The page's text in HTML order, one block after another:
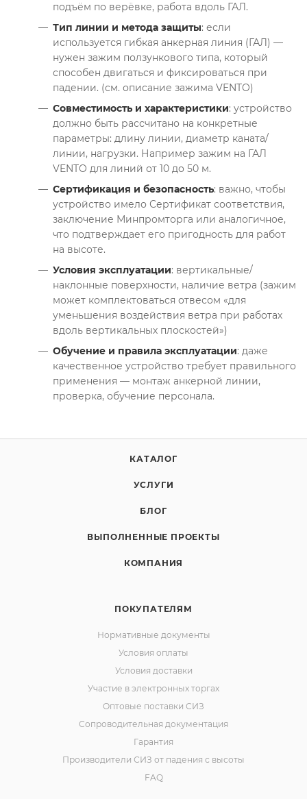
подъём по верёвке, работа вдоль ГАЛ.
Тип линии и метода защиты: если
используется гибкая анкерная линия (ГАЛ) —
нужен зажим ползункового типа, который
способен двигаться и фиксироваться при
падении. (см. описание зажима VENTO)
Совместимость и характеристики: устройство
должно быть рассчитано на конкретные
параметры: длину линии, диаметр каната/
линии, нагрузки. Например зажим на ГАЛ
VENTO для линий от 10 до 50 м.
Сертификация и безопасность: важно, чтобы
устройство имело Сертификат соответствия,
заключение Минпромторга или аналогичное,
что подтверждает его пригодность для работ
на высоте.
Условия эксплуатации: вертикальные/
наклонные поверхности, наличие ветра (зажим
может комплектоваться отвесом «для
уменьшения воздействия ветра при работах
вдоль вертикальных плоскостей»)
Обучение и правила эксплуатации: даже
качественное устройство требует правильного
применения — монтаж анкерной линии,
проверка, обучение персонала.
КАТАЛОГ
УСЛУГИ
БЛОГ
ВЫПОЛНЕННЫЕ ПРОЕКТЫ
КОМПАНИЯ
ПОКУПАТЕЛЯМ
Нормативные документы
Условия оплаты
Условия доставки
Участие в электронных торгах
Оптовые поставки СИЗ
Сопроводительная документация
Гарантия
Производители СИЗ от падения с высоты
FAQ